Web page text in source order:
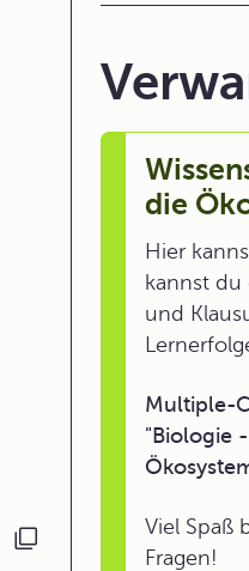
die
Hier
kannst
und
Multiple-
"Biologie
Viel Spaß
Fragen!